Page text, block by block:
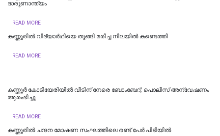
ദാരുണാന്ത്യം
READ MORE
കണ്ണൂരില്‍ വിദ്യാര്‍ഥിയെ തൂങ്ങി മരിച്ച നിലയില്‍ കണ്ടെത്തി
READ MORE
കണ്ണൂർ കോടിയേരിയിൽ വീടിന് നേരെ ബോംബേറ്; പൊലീസ് അന്വേഷണം
ആരംഭിച്ചു
READ MORE
കണ്ണൂരില്‍ ചന്ദന മോഷണ സംഘത്തിലെ രണ്ട് പേര്‍ പിടിയിൽ